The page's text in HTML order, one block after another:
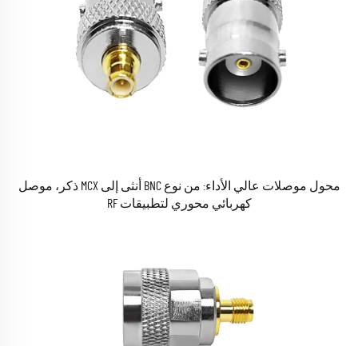
محول موصلات عالي الأداء: من نوع BNC أنثى إلى MCX ذكر، موصل
كهربائي محوري لتطبيقات RF